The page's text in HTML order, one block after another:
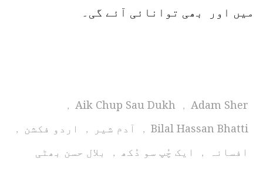
میں اور بھی توانائی آئے گی۔
Adam Sher
,
Aik Chup Sau Dukh
,
Bilal Hassan Bhatti
, آدم شیر , اردو فکشن ,
افسانہ , ایک چُپ سو دُکھ , بلال حسن بھٹی